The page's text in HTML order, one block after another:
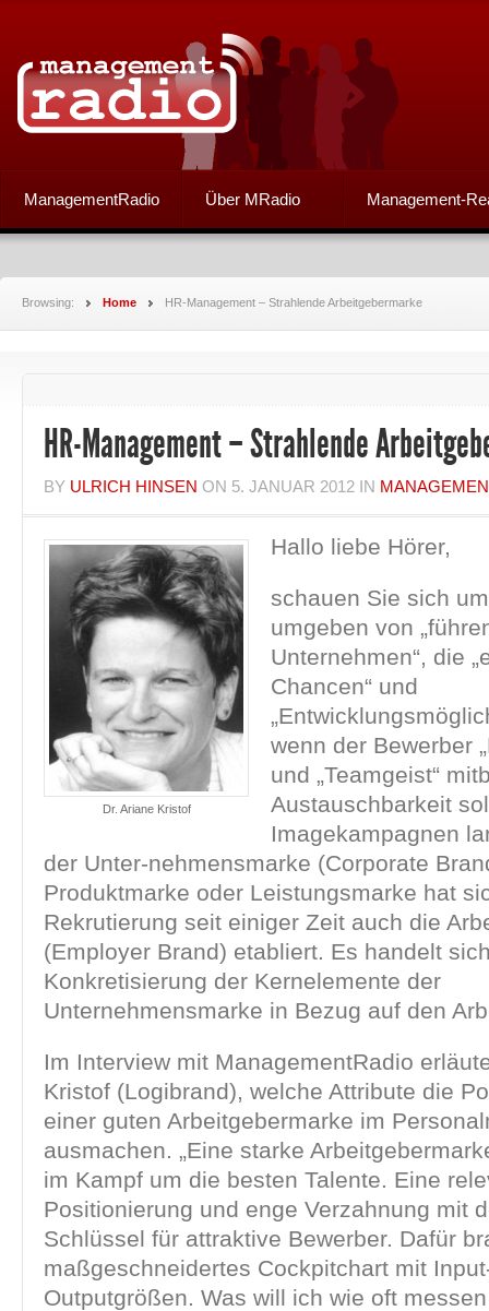
ManagementRadio Über MRadio Management-
Browsing: Home HR-Management – Strahlende Arbeitgebermarke
HR-Management – Strahlende
BY ULRICH HINSEN ON 5. JANUAR 2012 IN
Dr. Ariane Kristof
Hallo liebe Hörer,
schauen Sie sich
umgeben von
Unternehmen“, die
Chancen“ und
wenn der Bewerber
und „Teamgeist“
Austauschbarkeit
Imagekampagnen
der Unter-nehmensmarke (Corporate
Produktmarke oder Leistungsmarke hat
Rekrutierung seit einiger Zeit auch die
(Employer Brand) etabliert. Es handelt
Konkretisierung der Kernelemente der
Unternehmensmarke in Bezug auf den
Im Interview mit ManagementRadio
Kristof (Logibrand), welche Attribute die
einer guten Arbeitgebermarke im
ausmachen. „Eine starke
im Kampf um die besten Talente. Eine
Positionierung und enge Verzahnung mit
Schlüssel für attraktive Bewerber. Dafür
maßgeschneidertes Cockpitchart mit
Outputgrößen. Was will ich wie oft